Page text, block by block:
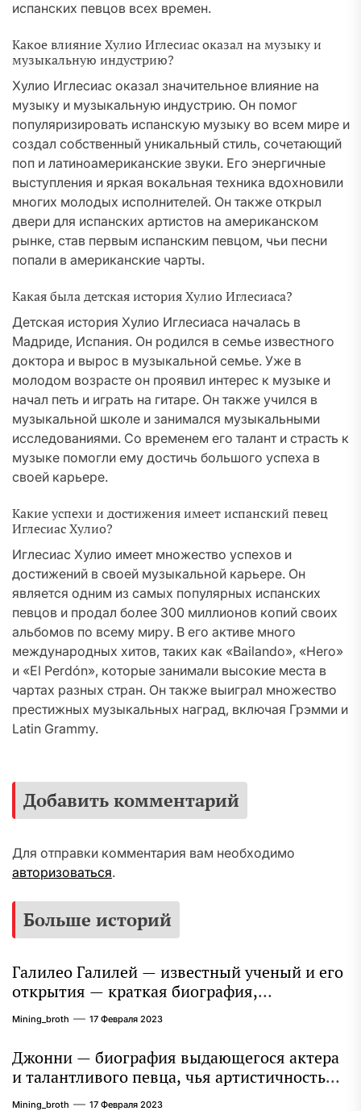
испанских певцов всех времен.
Какое влияние Хулио Иглесиас оказал на музыку и
музыкальную индустрию?
Хулио Иглесиас оказал значительное влияние на
музыку и музыкальную индустрию. Он помог
популяризировать испанскую музыку во всем мире и
создал собственный уникальный стиль, сочетающий
поп и латиноамериканские звуки. Его энергичные
выступления и яркая вокальная техника вдохновили
многих молодых исполнителей. Он также открыл
двери для испанских артистов на американском
рынке, став первым испанским певцом, чьи песни
попали в американские чарты.
Какая была детская история Хулио Иглесиаса?
Детская история Хулио Иглесиаса началась в
Мадриде, Испания. Он родился в семье известного
доктора и вырос в музыкальной семье. Уже в
молодом возрасте он проявил интерес к музыке и
начал петь и играть на гитаре. Он также учился в
музыкальной школе и занимался музыкальными
исследованиями. Со временем его талант и страсть к
музыке помогли ему достичь большого успеха в
своей карьере.
Какие успехи и достижения имеет испанский певец
Иглесиас Хулио?
Иглесиас Хулио имеет множество успехов и
достижений в своей музыкальной карьере. Он
является одним из самых популярных испанских
певцов и продал более 300 миллионов копий своих
альбомов по всему миру. В его активе много
международных хитов, таких как «Bailando», «Hero»
и «El Perdón», которые занимали высокие места в
чартах разных стран. Он также выиграл множество
престижных музыкальных наград, включая Грэмми и
Latin Grammy.
Добавить комментарий
Для отправки комментария вам необходимо
авторизоваться.
Больше историй
Галилео Галилей — известный ученый и его
открытия — краткая биография,
достижения и вклад в науку
Mining_broth 17 Февраля 2023
Джонни — биография выдающегося актера
и талантливого певца, чья артистичность
захватывает миллионы сердец
Mining_broth 17 Февраля 2023